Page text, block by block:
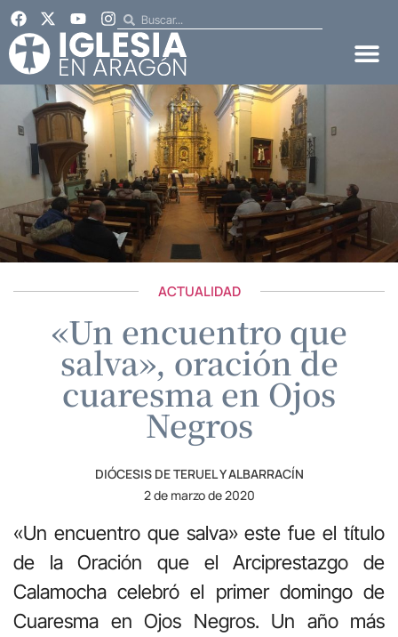
ACTUALIDAD
«Un encuentro que
salva», oración de
cuaresma en Ojos
Negros
DIÓCESIS DE TERUEL Y ALBARRACÍN
2 de marzo de 2020
«Un encuentro que salva» este fue el título
de la Oración que el Arciprestazgo de
Calamocha celebró el primer domingo de
Cuaresma en Ojos Negros. Un año más